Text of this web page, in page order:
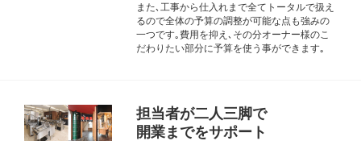
また､工事から仕入れまで全てトータルで扱え
るので全体の予算の調整が可能な点も強みの
一つです｡費用を抑え､その分オーナー様のこ
だわりたい部分に予算を使う事ができます｡
担当者が二人三脚で
開業までをサポート